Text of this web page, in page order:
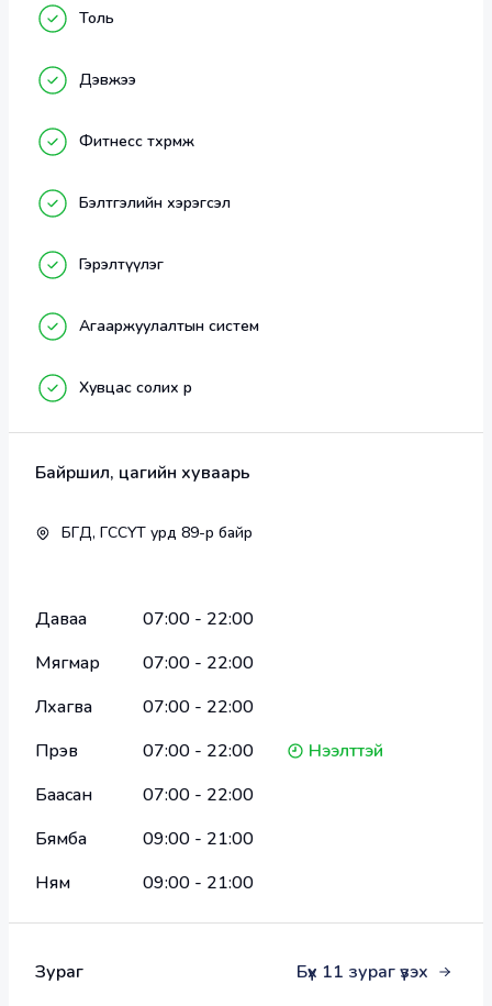
Victory fighting клуб нь кикбокс, muay thai,
таеквондо төрлөөр сургалт орж байна.
Тулааны бэлтгэлд хамрагдах ач тус :
Өөртөө итгэлтэй болж өөрийн хязгаарыг тэлж
Амьд харилцаа найз нөхөдтэй болно.
чадвартай болно.
Тулааны 6 төрөлд нийт 35 Алтан медаль буюу 35
Олон улсaas нийт 10 медаль!
Дэлхийн өсвөрийн аварга
Буриадын улсын аварга
Мөн Shootbox-ийн 2 жинд аваргын бүстээ болж
амжилт үзүүлсэн байна.
Толь
Дэвжээ
Фитнесс төхөөрөмж
Бэлтгэлийн хэрэгсэл
Гэрэлтүүлэг
Агааржуулалтын систем
Хувцас солих өрөө
Байршил, цагийн хуваарь
БГД, ГССҮТ урд 89-р байр
Даваа 07:00 - 22:00
Мягмар
07:00 - 22:00
Лхагва
07:00 - 22:00
Пүрэв
07:00 - 22:00
Нээлттэй
Баасан
07:00 - 22:00
Бямба
09:00 - 21:00
Ням
09:00 - 21:00
Зураг Бүх 11 зураг үзэх